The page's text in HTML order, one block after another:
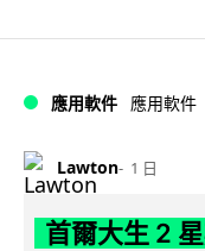
應用軟件 應用軟件
Lawton 1 日
首爾大生 2